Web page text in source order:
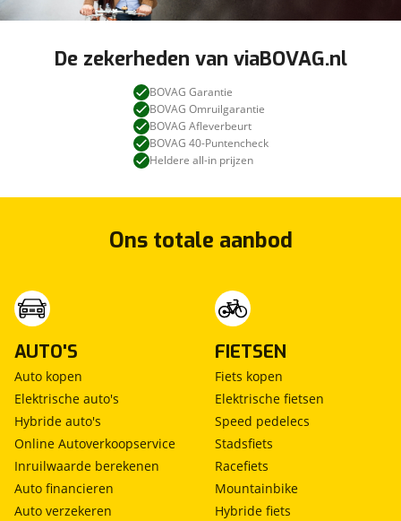
De zekerheden van viaBOVAG.nl
BOVAG Garantie
BOVAG Omruilgarantie
BOVAG Afleverbeurt
BOVAG 40-Puntencheck
Heldere all-in prijzen
Ons totale aanbod
AUTO'S
Auto kopen
Elektrische auto's
Hybride auto's
Online Autoverkoopservice
Inruilwaarde berekenen
Auto financieren
Auto verzekeren
FIETSEN
Fiets kopen
Elektrische fietsen
Speed pedelecs
Stadsfiets
Racefiets
Mountainbike
Hybride fiets